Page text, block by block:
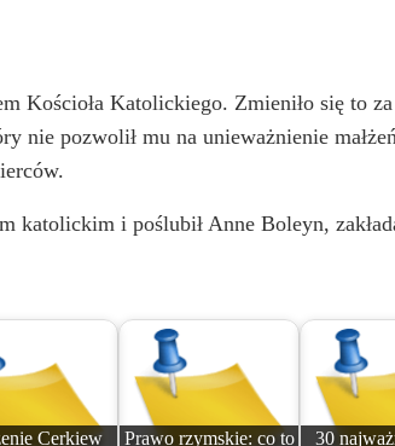
Kościoła Katolickiego. Zmieniło się to
pozwolił mu na unieważnienie
i poślubił Anne Boleyn,
Cerkiew
Prawo rzymskie: co to
30